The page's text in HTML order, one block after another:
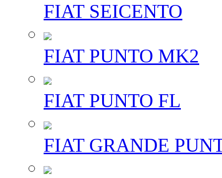
FIAT SEICENTO
FIAT PUNTO MK2
FIAT PUNTO FL
FIAT GRANDE